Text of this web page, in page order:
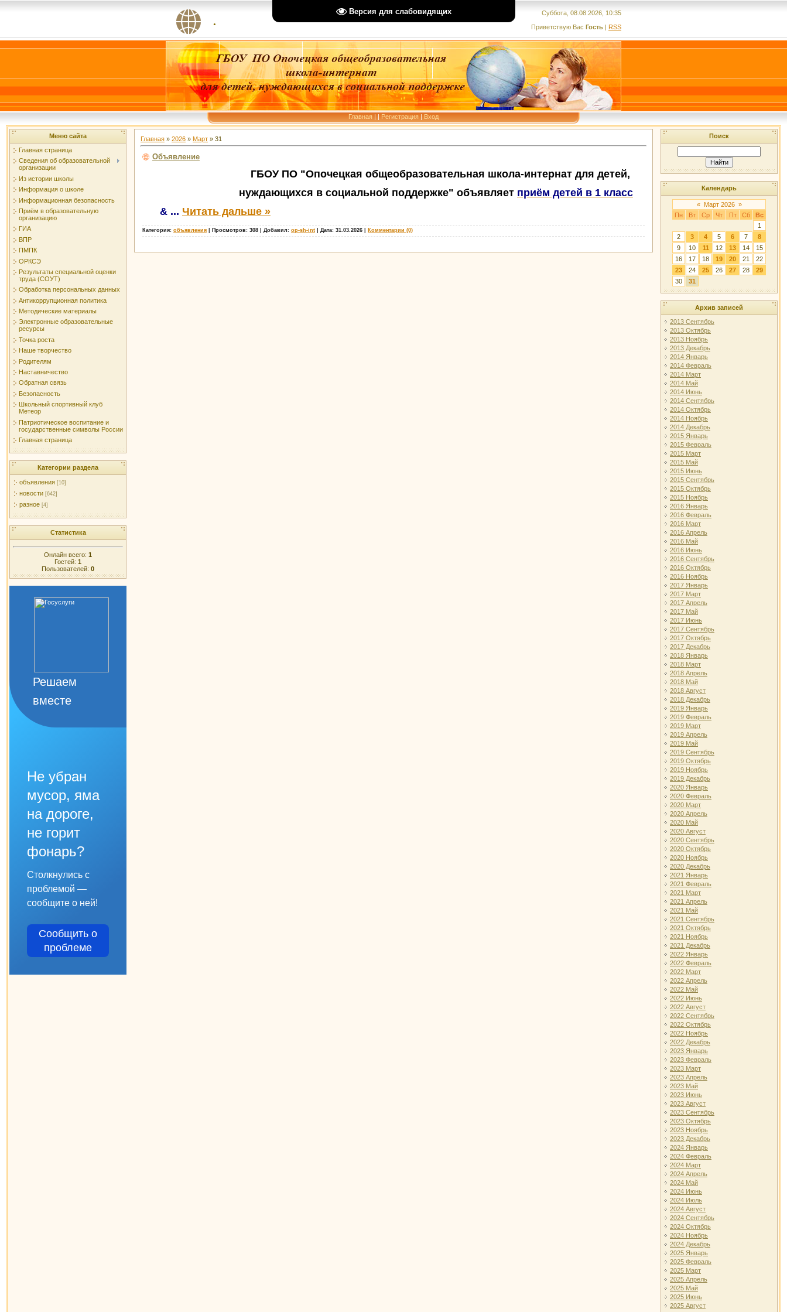
Версия для слабовидящих
.
Суббота, 08.08.2026, 10:35
Приветствую Вас Гость | RSS
Главная | | Регистрация | Вход
Меню сайта
Главная страница
Сведения об образовательной
организации
Из истории школы
Информация о школе
Информационная безопасность
Приём в образовательную
организацию
ГИА
ВПР
ПМПК
ОРКСЭ
Результаты специальной оценки
труда (СОУТ)
Обработка персональных данных
Антикоррупционная политика
Методические материалы
Электронные образовательные
ресурсы
Точка роста
Наше творчество
Родителям
Наставничество
Обратная связь
Безопасность
Школьный спортивный клуб
Метеор
Патриотическое воспитание и
государственные символы России
Главная страница
Категории раздела
объявления [10]
новости [642]
разное [4]
Статистика
Онлайн всего: 1
Гостей: 1
Пользователей: 0
Решаем
вместе
Не убран
мусор, яма
на дороге,
не горит
фонарь?
Столкнулись с
проблемой —
сообщите о ней!
Сообщить о
проблеме
Главная » 2026 » Март » 31
Объявление
ГБОУ ПО "Опочецкая общеобразовательная школа-интернат для детей,
нуждающихся в социальной поддержке" объявляет приём детей в 1 класс
& ... Читать дальше »
Категория: объявления Просмотров: 308 Добавил: op-sh-int Дата: 31.03.2026 Комментарии (0)
Поиск
Календарь
« Март 2026 »
Пн
Вт Ср Чт Пт Сб
Вс
1
2
3 4 5 6 7
8
9
10 11 12 13 14
15
16
17 18 19 20 21
22
23
24 25 26 27 28
29
30
31
Архив записей
2013 Сентябрь
2013 Октябрь
2013 Ноябрь
2013 Декабрь
2014 Январь
2014 Февраль
2014 Март
2014 Май
2014 Июнь
2014 Сентябрь
2014 Октябрь
2014 Ноябрь
2014 Декабрь
2015 Январь
2015 Февраль
2015 Март
2015 Май
2015 Июнь
2015 Сентябрь
2015 Октябрь
2015 Ноябрь
2016 Январь
2016 Февраль
2016 Март
2016 Апрель
2016 Май
2016 Июнь
2016 Сентябрь
2016 Октябрь
2016 Ноябрь
2017 Январь
2017 Март
2017 Апрель
2017 Май
2017 Июнь
2017 Сентябрь
2017 Октябрь
2017 Декабрь
2018 Январь
2018 Март
2018 Апрель
2018 Май
2018 Август
2018 Декабрь
2019 Январь
2019 Февраль
2019 Март
2019 Апрель
2019 Май
2019 Сентябрь
2019 Октябрь
2019 Ноябрь
2019 Декабрь
2020 Январь
2020 Февраль
2020 Март
2020 Апрель
2020 Май
2020 Август
2020 Сентябрь
2020 Октябрь
2020 Ноябрь
2020 Декабрь
2021 Январь
2021 Февраль
2021 Март
2021 Апрель
2021 Май
2021 Сентябрь
2021 Октябрь
2021 Ноябрь
2021 Декабрь
2022 Январь
2022 Февраль
2022 Март
2022 Апрель
2022 Май
2022 Июнь
2022 Август
2022 Сентябрь
2022 Октябрь
2022 Ноябрь
2022 Декабрь
2023 Январь
2023 Февраль
2023 Март
2023 Апрель
2023 Май
2023 Июнь
2023 Август
2023 Сентябрь
2023 Октябрь
2023 Ноябрь
2023 Декабрь
2024 Январь
2024 Февраль
2024 Март
2024 Апрель
2024 Май
2024 Июнь
2024 Июль
2024 Август
2024 Сентябрь
2024 Октябрь
2024 Ноябрь
2024 Декабрь
2025 Январь
2025 Февраль
2025 Март
2025 Апрель
2025 Май
2025 Июнь
2025 Август